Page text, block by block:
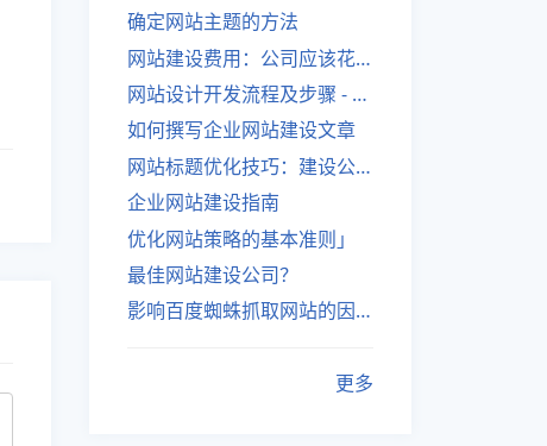
确定网站主题的方法
网站建设费用：公司应该花费多少？
网站设计开发流程及步骤 - 优化后的标题
如何撰写企业网站建设文章
网站标题优化技巧：建设公司的专业指导
企业网站建设指南
优化网站策略的基本准则」
最佳网站建设公司？
影响百度蜘蛛抓取网站的因素有哪些？
更多